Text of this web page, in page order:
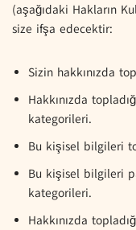
(aşağıdaki Hakların
size ifşa edecektir:
Sizin hakkınızda
Hakkınızda
kategorileri.
Bu kişisel bilgileri
Bu kişisel bilgileri
kategorileri.
Hakkınızda